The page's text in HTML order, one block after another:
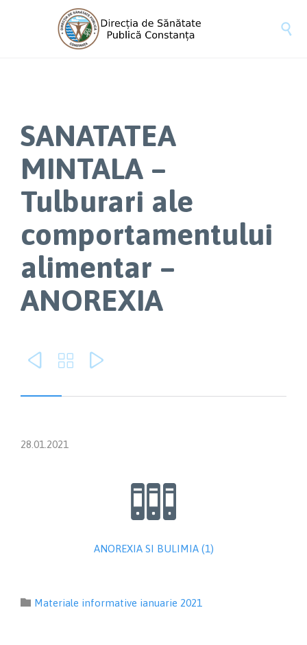

SANATATEA
MINTALA –
Tulburari ale
comportamentului
alimentar –
ANOREXIA
  
28.01.2021

ANOREXIA SI BULIMIA (1)
 Category
Materiale informative ianuarie 2021